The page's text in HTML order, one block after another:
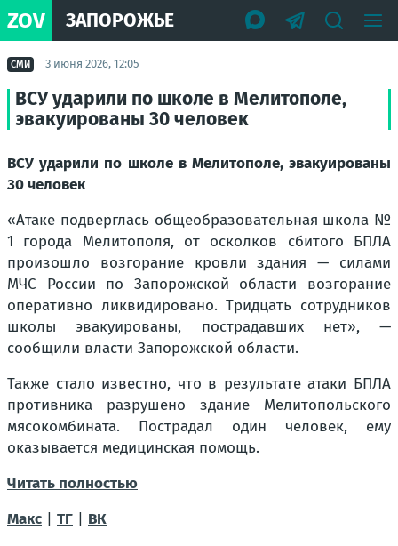
ZOV ЗАПОРОЖЬЕ
СМИ 3 июня 2026, 12:05
ВСУ ударили по школе в Мелитополе,
эвакуированы 30 человек
ВСУ ударили по школе в Мелитополе, эвакуированы
30 человек
«Атаке подверглась общеобразовательная школа №
1 города Мелитополя, от осколков сбитого БПЛА
произошло возгорание кровли здания — силами
МЧС России по Запорожской области возгорание
оперативно ликвидировано. Тридцать сотрудников
школы эвакуированы, пострадавших нет», —
сообщили власти Запорожской области.
Также стало известно, что в результате атаки БПЛА
противника разрушено здание Мелитопольского
мясокомбината. Пострадал один человек, ему
оказывается медицинская помощь.
Читать полностью
Макс
ТГ ВК